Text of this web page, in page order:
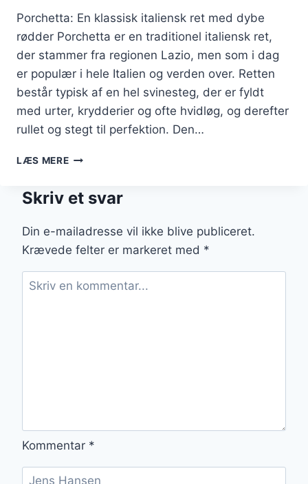
Porchetta: En klassisk italiensk ret med dybe
rødder Porchetta er en traditionel italiensk ret,
der stammer fra regionen Lazio, men som i dag
er populær i hele Italien og verden over. Retten
består typisk af en hel svinesteg, der er fyldt
med urter, krydderier og ofte hvidløg, og derefter
rullet og stegt til perfektion. Den…
LÆS MEREPORCHETTA
FOR
KLASSISK
RET
Skriv et svar
Din e-mailadresse vil ikke blive publiceret.
Krævede felter er markeret med *
Kommentar *